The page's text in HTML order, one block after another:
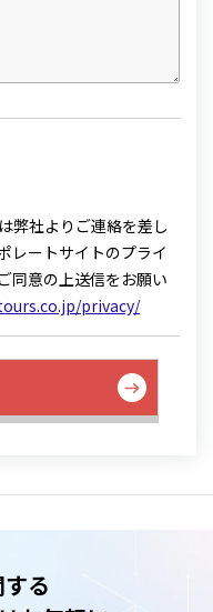
弊社よりご連絡を差し
レートサイトのプライ
同意の上送信をお願い
privacy/
る